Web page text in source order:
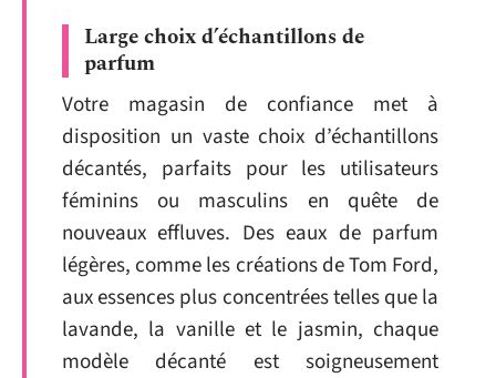
Large choix d’échantillons de
parfum
Votre magasin de confiance met à
disposition un vaste choix d’échantillons
décantés, parfaits pour les utilisateurs
féminins ou masculins en quête de
nouveaux effluves. Des eaux de parfum
légères, comme les créations de Tom Ford,
aux essences plus concentrées telles que la
lavande, la vanille et le jasmin, chaque
modèle décanté est soigneusement